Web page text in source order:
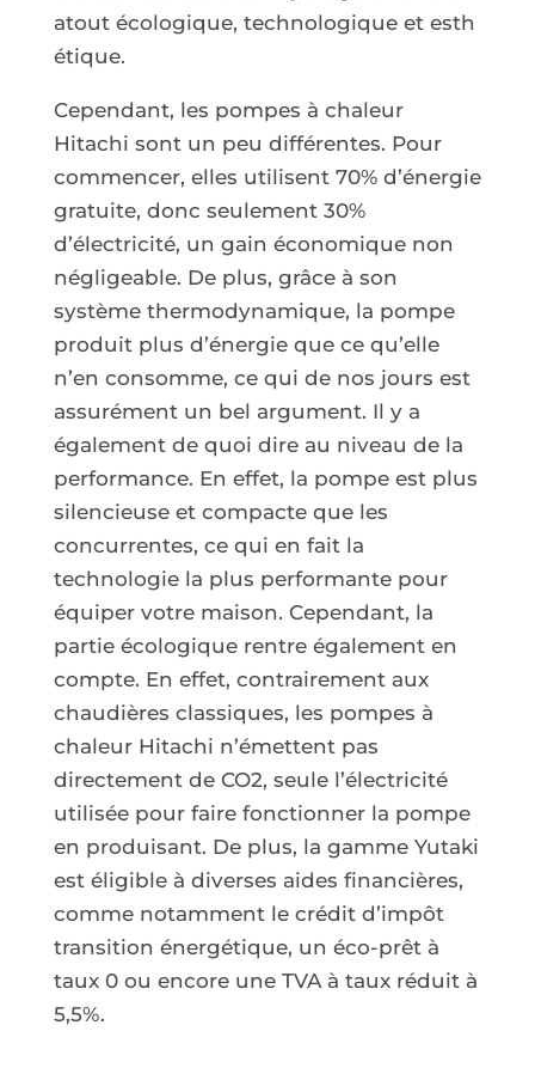
atout écologique, technologique et esth
étique.
Cependant, les pompes à chaleur
Hitachi sont un peu différentes. Pour
commencer, elles utilisent 70% d’énergie
gratuite, donc seulement 30%
d’électricité, un gain économique non
négligeable. De plus, grâce à son
système thermodynamique, la pompe
produit plus d’énergie que ce qu’elle
n’en consomme, ce qui de nos jours est
assurément un bel argument. Il y a
également de quoi dire au niveau de la
performance. En effet, la pompe est plus
silencieuse et compacte que les
concurrentes, ce qui en fait la
technologie la plus performante pour
équiper votre maison. Cependant, la
partie écologique rentre également en
compte. En effet, contrairement aux
chaudières classiques, les pompes à
chaleur Hitachi n’émettent pas
directement de CO2, seule l’électricité
utilisée pour faire fonctionner la pompe
en produisant. De plus, la gamme Yutaki
est éligible à diverses aides financières,
comme notamment le crédit d’impôt
transition énergétique, un éco-prêt à
taux 0 ou encore une TVA à taux réduit à
5,5%.